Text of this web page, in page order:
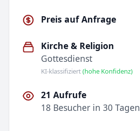
Preis auf Anfrage
Kirche & Religion
Gottesdienst
KI-klassifiziert(hohe Konfidenz)
21 Aufrufe
18 Besucher in 30 Tagen